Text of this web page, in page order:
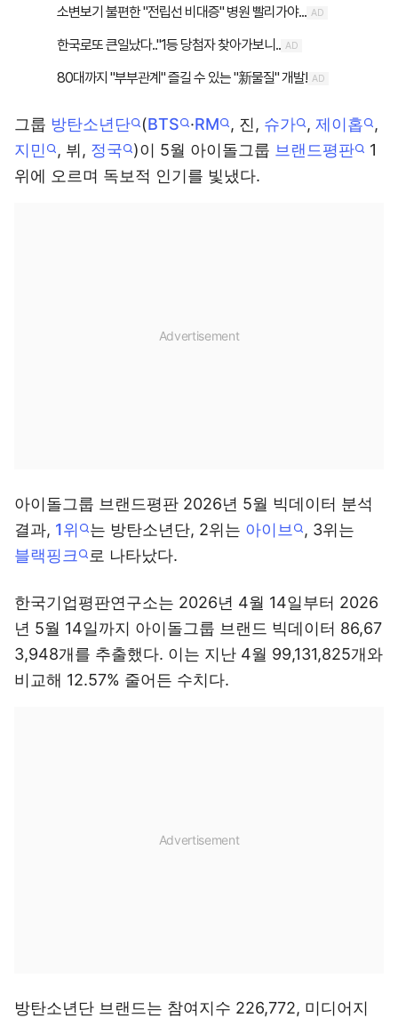
그룹 방탄소년단 (BTS ·RM , 진, 슈가 , 제이홉
,
지민
, 뷔, 정국 )이 5월 아이돌그룹 브랜드평판
1
위에 오르며 독보적 인기를 빛냈다.
아이돌그룹 브랜드평판 2026년 5월 빅데이터 분석
결과, 1위 는 방탄소년단, 2위는 아이브
, 3위는
블랙핑크
로 나타났다.
한국기업평판연구소는 2026년 4월 14일부터 2026
년 5월 14일까지 아이돌그룹 브랜드 빅데이터 86,67
3,948개를 추출했다. 이는 지난 4월 99,131,825개와
비교해 12.57% 줄어든 수치다.
방탄소년단 브랜드는 참여지수 226,772, 미디어지